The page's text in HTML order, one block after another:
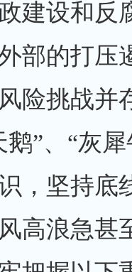
建设和反
部的打压
险挑战并
”、“灰
，坚持底
高浪急甚